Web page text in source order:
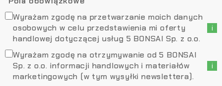
Wyrażam zgodę na przetwarzanie moich danych
osobowych w celu przedstawienia mi oferty
handlowej dotyczącej usług 5 BONSAI Sp. z o.o.
i
Wyrażam zgodę na otrzymywanie od 5 BONSAI
Sp. z o.o. informacji handlowych i materiałów
marketingowych (w tym wysyłki newslettera).
i